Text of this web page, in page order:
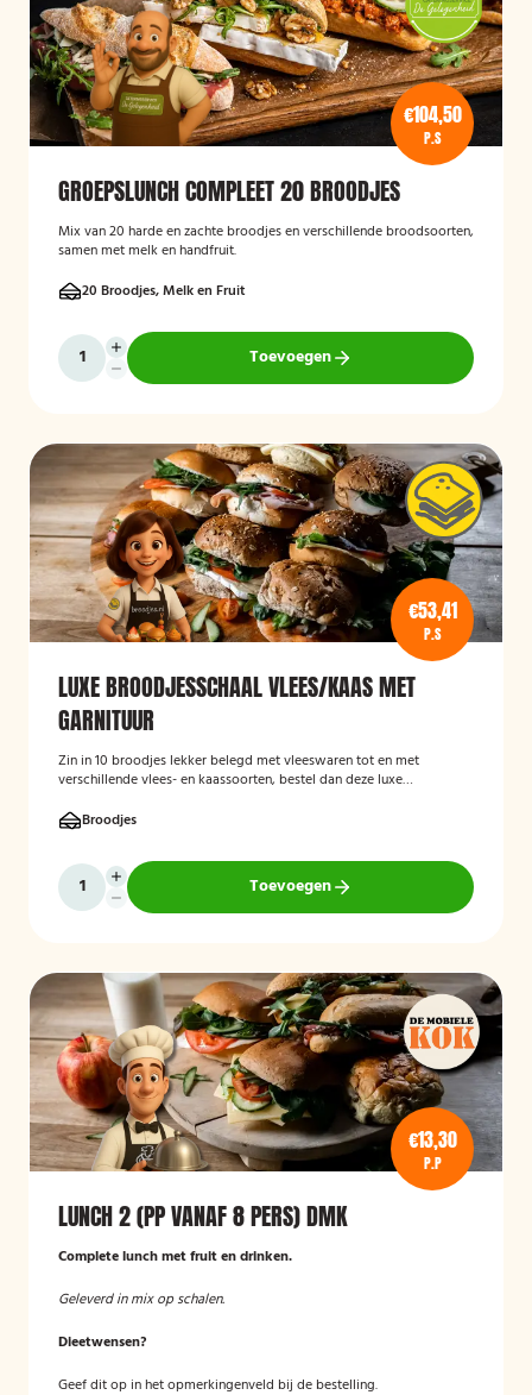
€104,50
P.S
GROEPSLUNCH COMPLEET 20 BROODJES
Mix van 20 harde en zachte broodjes en verschillende broodsoorten,
samen met melk en handfruit.
20 Broodjes, Melk en Fruit
Toevoegen
€53,41
P.S
LUXE BROODJESSCHAAL VLEES/KAAS MET
GARNITUUR
Zin in 10 broodjes lekker belegd met vleeswaren tot en met
verschillende vlees- en kaassoorten, bestel dan deze luxe
Broodjes
Toevoegen
€13,30
P.P
LUNCH 2 (PP VANAF 8 PERS) DMK
Complete lunch met fruit en drinken.
Geleverd in mix op schalen.
Dieetwensen?
Geef dit op in het opmerkingenveld bij de bestelling.